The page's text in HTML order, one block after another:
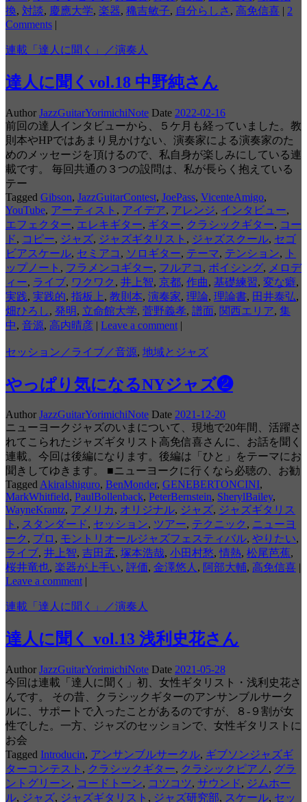
換, 対談, 慶應大学, 楽器, 穐吉敏子, 自分らしさ , 高免信喜 | 2
Comments |
連載「達人に聞く」／演奏人
達人に聞くvol.18 中野純さん
Author JazzGuitarYorimichiNote Date 2022-02-16
前回の達人インタビューから、５ケ月も経っていました。教
則本やHPではあまり見かけない、演奏家による演奏家のた
めのメッセージを頂けるので、私自身が楽しみにしている連
載です。 毎回共通の３つの設問は、私が長らく抱えている
テー
Tagged Gibson, JazzGuitarContest, JoePass, VicenteAmigo,
YouTube, アーティスト , アイデア, アレンジ, インタビュー,
エフェクター, エレキギター, ギター, クラシックギター, コー
ド, コピー, ジャズ, ジャズギタリスト , ジャズスクール, セゴ
ビアスケール, セミアコ , ソロギター, テーマ, テンション,
ト
ップノート , フラメンコギター, フルアコ , ボイシング, メロデ
ィー, ライブ, ワクワク , 井上智, 京都, 作曲, 基礎練習, 変な癖,
実践, 実践的, 指板上, 教則本, 演奏家, 理論, 理論書, 田井泰弘,
畑ひろし, 発明, 立命館大学, 菅野義孝, 譜面, 関西エリア, 集
中, 音源, 高内晴彦 | Leave a comment |
セッション／ライブ／音源, 地域とジャズ
やっぱり気になるNYジャズ❷
Author JazzGuitarYorimichiNote Date 2021-12-20
ニューヨークジャズのいまについて、現地で20年間、活躍さ
れてこられたジャズギタリスト高免信喜さんに、お話を聞く
連載。今回は後編になります。後編は「ひと」をテーマにお
聞きしてゆきます。 ■ニューヨークに行くなら必聴の、お勧
TaggedAkiraIshiguro, BenMonder, GENEBERTONCINI,
MarkWhitfield, PaulBollenback, PeterBernstein, SherylBailey,
WayneKrantz, アメリカ, オリジナル, ジャズ, ジャズギタリス
ト , スタンダード, セッション, ツアー, テクニック , ニューヨ
ーク , プロ , モントリオールジャズフェスティバル, やりたい,
ライブ, 井上智, 吉田孟, 塚本浩哉, 小田村愁,情熱, 松尾芭蕉,
桜井竜也, 楽器が上手い, 評価, 金澤悠人 , 阿部大輔, 高免信喜 |
Leave a comment |
連載「達人に聞く」／演奏人
達人に聞く vol.13 浅利史花さん
Author JazzGuitarYorimichiNote Date 2021-05-28
今回は連載「達人に聞く」初、女性ギタリスト・浅利史花さ
んです。 その昔、クラシックギターのアンサンブルサーク
ルに、サポートで入ったことがあるのですが、８-９割が女
性でした。一方、ジャズのセッションで、女性ギタリストに
お会
Tagged Introducin, アンサンブルサークル, ギブソンジャズギ
ターコンテスト , クラシックギター, クラシックピアノ , グラ
ントグリーン, コードトーン, コツコツ, サウンド, ジムホー
ル, ジャズ, ジャズギタリスト , ジャズ研究部, スケール, セッ